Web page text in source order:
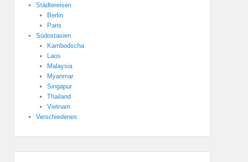
Städtereisen
Berlin
Paris
Südostasien
Kambodscha
Laos
Malaysia
Myanmar
Singapur
Thailand
Vietnam
Verschiedenes